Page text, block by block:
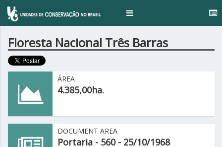
Toggle
Floresta Nacional Três Barras
ÁREA
4.385,00ha.
DOCUMENT AREA
Portaria - 560 - 25/10/1968